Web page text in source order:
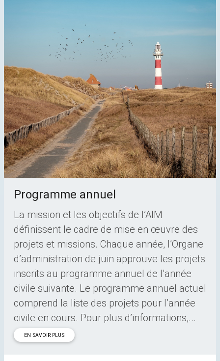
Programme annuel
La mission et les objectifs de l’AIM
définissent le cadre de mise en œuvre des
projets et missions. Chaque année, l’Organe
d’administration de juin approuve les projets
inscrits au programme annuel de l’année
civile suivante. Le programme annuel actuel
comprend la liste des projets pour l’année
civile en cours. Pour plus d’informations,...
EN SAVOIR PLUS